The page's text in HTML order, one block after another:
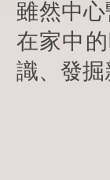
雖然中
在家中的
識、發